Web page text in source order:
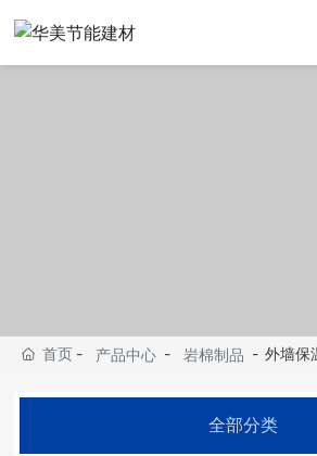
首页 产品中心 岩棉制品 外墙保
全部分类